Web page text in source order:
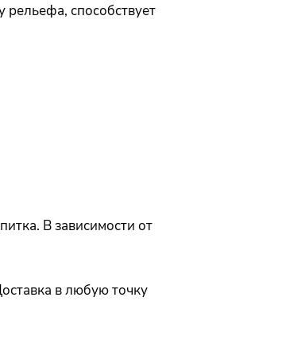
способствует
В зависимости от
в любую точку